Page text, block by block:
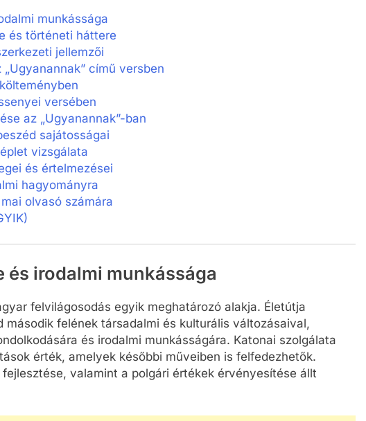
munkássága
és történeti háttere
jellemzői
című versben
versében
az „Ugyanannak”-ban
sajátosságai
vizsgálata
és értelmezései
hagyományra
olvasó számára
és irodalmi munkássága
felvilágosodás egyik meghatározó alakja. Életútja
második felének társadalmi és kulturális változásaival,
és irodalmi munkásságára. Katonai szolgálata
érték, amelyek későbbi műveiben is felfedezhetők.
valamint a polgári értékek érvényesítése állt